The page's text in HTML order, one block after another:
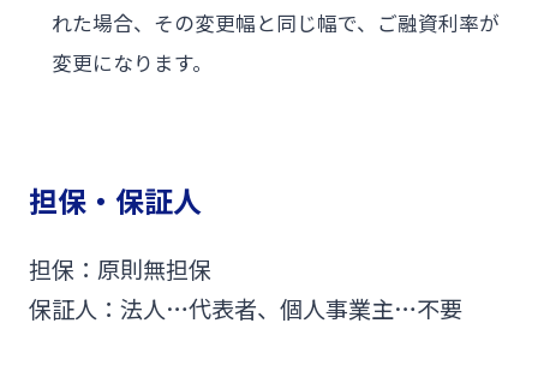
れた場合、その変更幅と同じ幅で、ご融資利率が
変更になります。
担保・保証人
担保：原則無担保
保証人：法人…代表者、個人事業主…不要